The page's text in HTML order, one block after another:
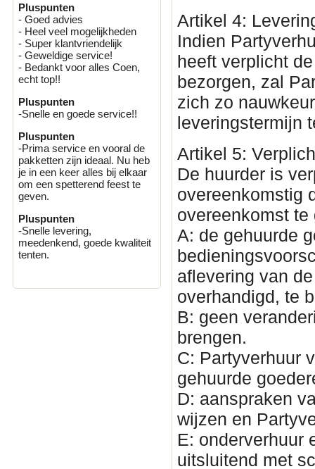
Pluspunten
- Goed advies
- Heel veel mogelijkheden
- Super klantvriendelijk
- Geweldige service!
- Bedankt voor alles Coen,
echt top!!
Pluspunten
-Snelle en goede service!!
Pluspunten
-Prima service en vooral de
pakketten zijn ideaal. Nu heb
je in een keer alles bij elkaar
om een spetterend feest te
geven.
Pluspunten
-Snelle levering,
meedenkend, goede kwaliteit
tenten.
Artikel 4:
Indien
heeft verplicht
bezorgen, zal
zich zo
leveringstermijn
Artikel 5:
De huurder is
overeenkomstig
overeenkomst
A: de gehuurde
aflevering van
overhandigd, te
B: geen
brengen.
C: Partyverhuur
gehuurde
D: aanspraken
wijzen en
E: onderverhuur
uitsluitend met